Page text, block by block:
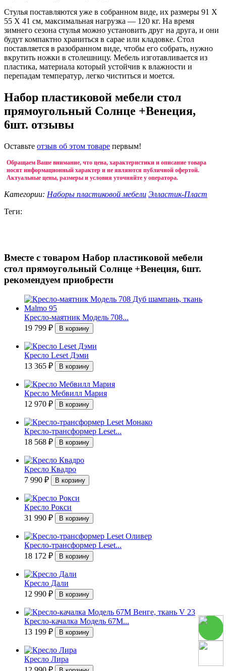
Стулья поставляются уже в собранном виде, их размеры 91 Х
55 Х 41 см, максимальная нагрузка — 120 кг. На время
зимнего сезона стулья можно установить друг на друга, и они
будут компактно храниться в сарае или кладовке. Стол
поставляется в разобранном виде, чтобы его собрать, нужно
вкрутить ножки в столешницу. Мебель изготавливается из
пластика, материала который устойчив к влажности и
перепадам температур, легко чиститься и моется.
Набор пластиковой мебели стол
прямоугольный Солнце +Венеция,
6шт. отзывы
Оставьте отзыв об этом товаре первым!
Обращаем Ваше внимание, что цена, характеристики и описание товара
носят информационный характер и не являются публичной офертой.
Актуальные цены, размеры и условия уточняйте у оператора.
Категории: Наборы пластиковой мебели Элластик-Пласт
Теги:
Вместе с товаром Набор пластиковой мебели
стол прямоугольный Солнце +Венеция, 6шт.
рекомендуем приобрести
Кресло-маятник Модель 708...
19 799 ₽
Кресло Leset Дэми
13 365 ₽
Кресло Мебвилл Мария
12 970 ₽
Кресло-трансформер Leset...
18 568 ₽
Кресло Квадро
7 990 ₽
Кресло Рокси
31 990 ₽
Кресло-трансформер Leset...
18 172 ₽
Кресло Дали
12 990 ₽
Кресло-качалка Модель 67М...
13 199 ₽
Кресло Лира